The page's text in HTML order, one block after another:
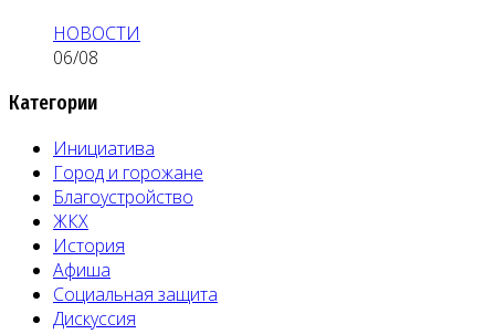
НОВОСТИ
06/08
Категории
Инициатива
Город и горожане
Благоустройство
ЖКХ
История
Афиша
Социальная защита
Дискуссия